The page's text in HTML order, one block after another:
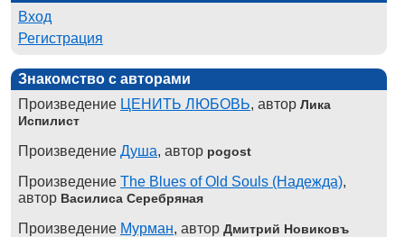
Вход
Регистрация
Знакомство с авторами
Произведение ЦЕНИТЬ ЛЮБОВЬ, автор Лика
Испилист
Произведение Душа, автор pogost
Произведение The Blues of Old Souls (Надежда),
автор Василиса Серебряная
Произведение Мурман, автор Дмитрий Новиковъ